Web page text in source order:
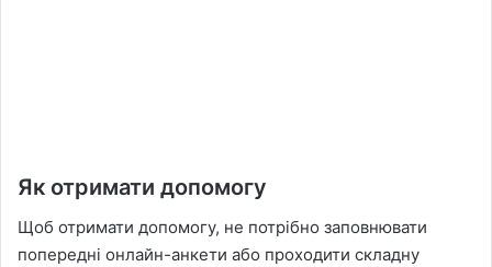
Як отримати допомогу
Щоб отримати допомогу, не потрібно заповнювати
попередні онлайн-анкети або проходити складну